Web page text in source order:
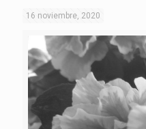
16 noviembre, 2020